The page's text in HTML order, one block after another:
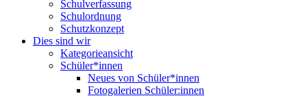
Schulverfassung
Schulordnung
Schutzkonzept
Dies sind wir
Kategorieansicht
Schüler*innen
Neues von Schüler*innen
Fotogalerien Schüler:innen